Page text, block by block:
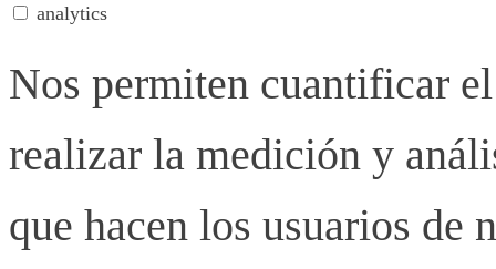
analytics
Nos permiten cuantificar
realizar la medición y
que hacen los usuarios de